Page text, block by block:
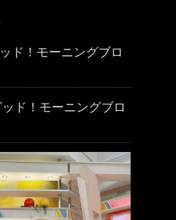
ド！モーニングブロ
ッド！モーニングブロ